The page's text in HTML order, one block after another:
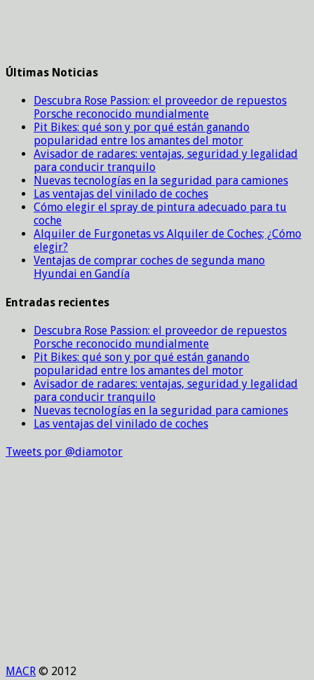
Últimas Noticias
Descubra Rose Passion: el proveedor de repuestos
Porsche reconocido mundialmente
Pit Bikes: qué son y por qué están ganando
popularidad entre los amantes del motor
Avisador de radares: ventajas, seguridad y legalidad
para conducir tranquilo
Nuevas tecnologías en la seguridad para camiones
Las ventajas del vinilado de coches
Cómo elegir el spray de pintura adecuado para tu
coche
Alquiler de Furgonetas vs Alquiler de Coches; ¿Cómo
elegir?
Ventajas de comprar coches de segunda mano
Hyundai en Gandía
Entradas recientes
Descubra Rose Passion: el proveedor de repuestos
Porsche reconocido mundialmente
Pit Bikes: qué son y por qué están ganando
popularidad entre los amantes del motor
Avisador de radares: ventajas, seguridad y legalidad
para conducir tranquilo
Nuevas tecnologías en la seguridad para camiones
Las ventajas del vinilado de coches
Tweets por @diamotor
MACR © 2012